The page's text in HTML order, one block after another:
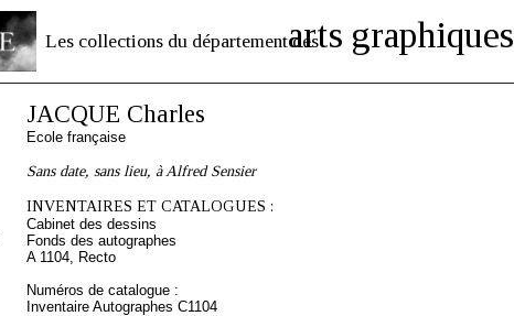
Les collections du département desarts graphiques
JACQUE Charles
Ecole française
Sans date, sans lieu, à Alfred Sensier
INVENTAIRES ET CATALOGUES :
Cabinet des dessins
Fonds des autographes
A 1104, Recto
Numéros de catalogue :
Inventaire Autographes C1104